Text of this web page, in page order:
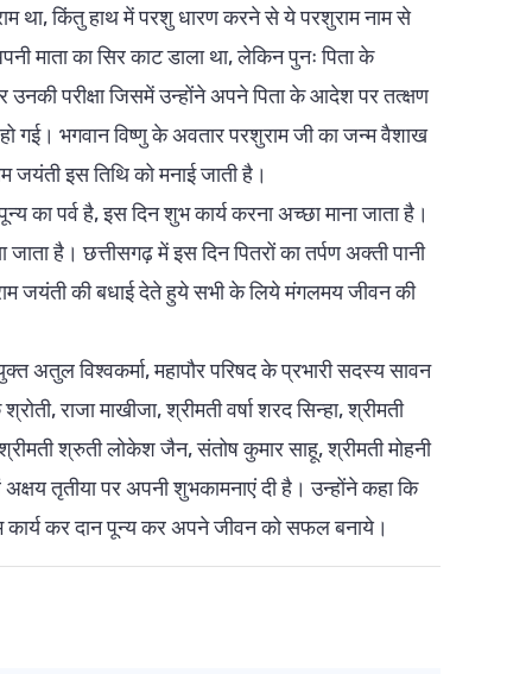
था, किंतु हाथ में परशु धारण करने से ये परशुराम नाम से
माता का सिर काट डाला था, लेकिन पुनः पिता के
उनकी परीक्षा जिसमें उन्होंने अपने पिता के आदेश पर तत्क्षण
गई। भगवान विष्णु के अवतार परशुराम जी का जन्म वैशाख
जयंती इस तिथि को मनाई जाती है।
का पर्व है, इस दिन शुभ कार्य करना अच्छा माना जाता है।
है। छत्तीसगढ़ में इस दिन पितरों का तर्पण अक्ती पानी
जयंती की बधाई देते हुये सभी के लिये मंगलमय जीवन की
अतुल विश्वकर्मा, महापौर परिषद के प्रभारी सदस्य सावन
राजा माखीजा, श्रीमती वर्षा शरद सिन्हा, श्रीमती
श्रुती लोकेश जैन, संतोष कुमार साहू, श्रीमती मोहनी
तृतीया पर अपनी शुभकामनाएं दी है। उन्होंने कहा कि
कार्य कर दान पून्य कर अपने जीवन को सफल बनाये।